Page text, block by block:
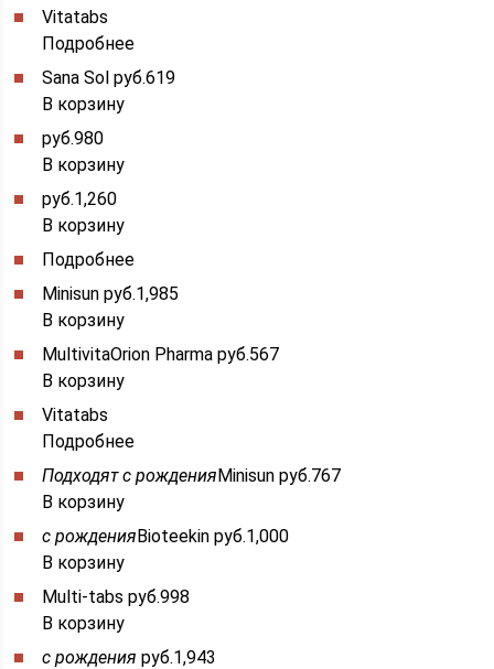
Vitatabs
Подробнее
Sana Sol руб.619
В корзину
руб.980
В корзину
руб.1,260
В корзину
Подробнее
Minisun руб.1,985
В корзину
MultivitaOrion Pharma руб.567
В корзину
Vitatabs
Подробнее
Подходят с рожденияMinisun руб.767
В корзину
с рожденияBioteekin руб.1,000
В корзину
Multi-tabs руб.998
В корзину
с рождения руб.1,943